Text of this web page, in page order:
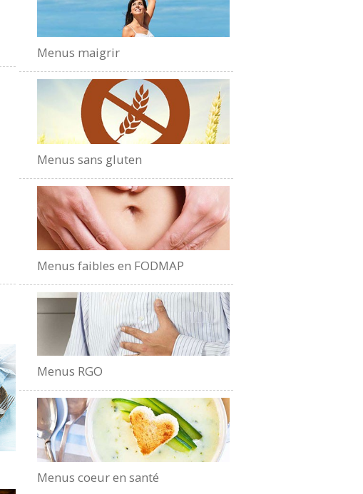
Menus maigrir
Menus sans gluten
Menus faibles en FODMAP
Menus RGO
Menus coeur en santé